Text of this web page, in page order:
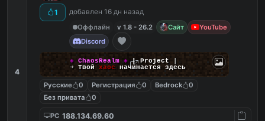
4
1
добавлен 16 дн назад
Оффлайн
v 1.8 - 26.2 Сайт
YouTube
Discord
◈ ChaosRealm ◈┃ Project
➜ Твой хаос начинается здесь
Русские 0 Регистрация 0 Bedrock
0
Без привата
0
PC 188.134.69.60